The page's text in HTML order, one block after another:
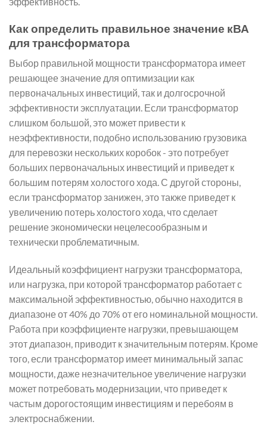
Как определить правильное значение кВА
для трансформатора
Выбор правильной мощности трансформатора имеет
решающее значение для оптимизации как
первоначальных инвестиций, так и долгосрочной
эффективности эксплуатации. Если трансформатор
слишком большой, это может привести к
неэффективности, подобно использованию грузовика
для перевозки нескольких коробок - это потребует
больших первоначальных инвестиций и приведет к
большим потерям холостого хода. С другой стороны,
если трансформатор занижен, это также приведет к
увеличению потерь холостого хода, что сделает
решение экономически нецелесообразным и
технически проблематичным.
Идеальный коэффициент нагрузки трансформатора,
или нагрузка, при которой трансформатор работает с
максимальной эффективностью, обычно находится в
диапазоне от 40% до 70% от его номинальной мощности.
Работа при коэффициенте нагрузки, превышающем
этот диапазон, приводит к значительным потерям. Кроме
того, если трансформатор имеет минимальный запас
мощности, даже незначительное увеличение нагрузки
может потребовать модернизации, что приведет к
частым дорогостоящим инвестициям и перебоям в
электроснабжении.